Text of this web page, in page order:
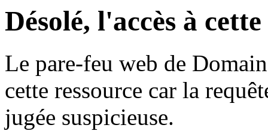
Désolé, l'accès à
Le pare-feu web de
cette ressource car la
jugée suspicieuse.